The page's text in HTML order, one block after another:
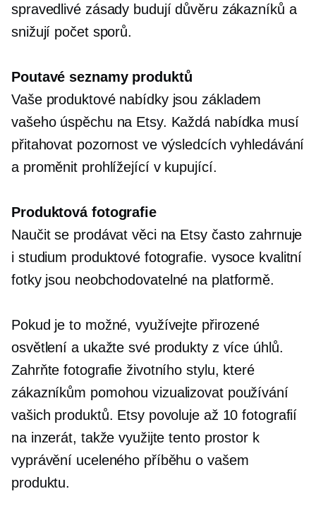
spravedlivé zásady budují důvěru zákazníků a
snižují počet sporů.
Poutavé seznamy produktů
Vaše produktové nabídky jsou základem
vašeho úspěchu na Etsy. Každá nabídka musí
přitahovat pozornost ve výsledcích vyhledávání
a proměnit prohlížející v kupující.
Produktová fotografie
Naučit se prodávat věci na Etsy často zahrnuje
i studium produktové fotografie. vysoce kvalitní
fotky jsou neobchodovatelné na platformě.
Pokud je to možné, využívejte přirozené
osvětlení a ukažte své produkty z více úhlů.
Zahrňte fotografie životního stylu, které
zákazníkům pomohou vizualizovat používání
vašich produktů. Etsy povoluje až 10 fotografií
na inzerát, takže využijte tento prostor k
vyprávění uceleného příběhu o vašem
produktu.